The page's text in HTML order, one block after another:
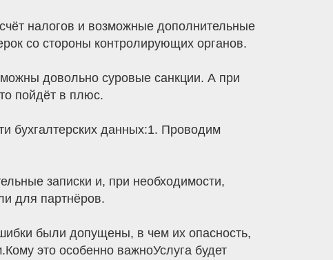
налогов и возможные дополнительные
со стороны контролирующих органов.
довольно суровые санкции. А при
пойдёт в плюс.
бухгалтерских данных:1. Проводим
записки и, при необходимости,
для партнёров.
были допущены, в чем их опасность,
это особенно важноУслуга будет